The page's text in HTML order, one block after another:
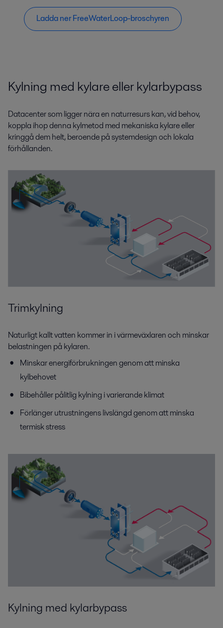
Ladda ner FreeWaterLoop-broschyren
Kylning med kylare eller kylarbypass
Datacenter som ligger nära en naturresurs kan, vid behov,
koppla ihop denna kylmetod med mekaniska kylare eller
kringgå dem helt, beroende på systemdesign och lokala
förhållanden.
Trimkylning
Naturligt kallt vatten kommer in i värmeväxlaren och minskar
belastningen på kylaren.
Minskar energiförbrukningen genom att minska
kylbehovet
Bibehåller pålitlig kylning i varierande klimat
Förlänger utrustningens livslängd genom att minska
termisk stress
Kylning med kylarbypass